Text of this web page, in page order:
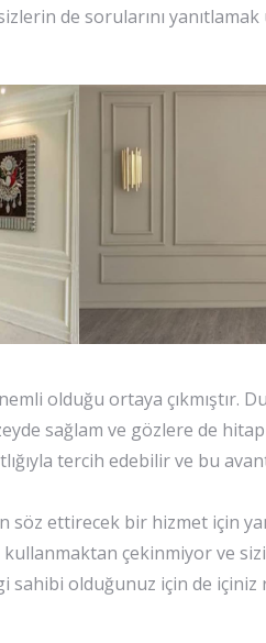
de sorularını
olduğu ortaya çıkmıştır.
sağlam ve gözlere de hitap
tercih edebilir ve bu
söz ettirecek bir hizmet için
çekinmiyor ve
sahibi olduğunuz için de içiniz